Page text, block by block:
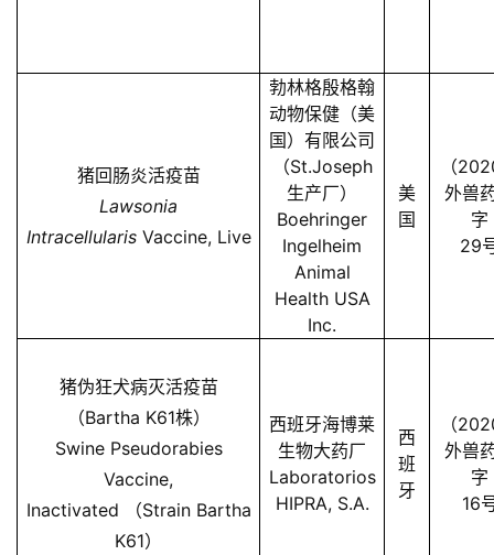
猪回肠炎活疫苗
Lawsonia
IntracellularisVaccine, Live
勃林格殷格翰
动物保健（美
国）有限公司
（St.Joseph
生产厂）
Boehringer
Ingelheim
Animal
Health USA
Inc.
美
国
（
外兽
字
29
猪伪狂犬病灭活疫苗
（Bartha K61株）
Swine Pseudorabies
Vaccine,
Inactivated （Strain Bartha
K61）
西班牙海博莱
生物大药厂
Laboratorios
HIPRA, S.A.
西
班
牙
（
外兽
字
16